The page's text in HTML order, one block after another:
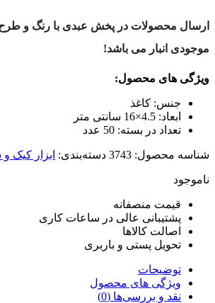
در پخش عبدی با رنگ و طرح تصادفی
می باشد!
محصول:
کاغذ
4.5×16 سانتی متر
در بسته: 50 عدد
3743 دسته‌بندی:ابزار کیک و شیرینی
منصفانه
عالی در ساعات کاری
کالاها
پستی و باربری
های محصول
و بررسی‌ها (0)